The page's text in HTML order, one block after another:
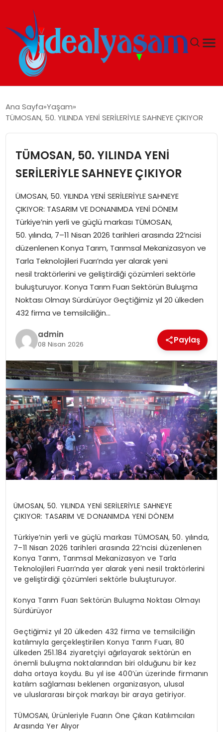
GÜNDEM
EKONOMI
İDEAL YAŞAM
İDEAL SPOR
YAŞAM
MAGAZIN
SAĞLIK
SOSYAL HABER
Ana Sayfa Yaşam
TÜMOSAN, 50. YILINDA YENİ SERİLERİYLE SAHNEYE ÇIKIYOR
TÜMOSAN, 50. YILINDA YENİ
SERİLERİYLE SAHNEYE ÇIKIYOR
ÜMOSAN, 50. YILINDA YENİ SERİLERİYLE SAHNEYE
ÇIKIYOR: TASARIM VE DONANIMDA YENİ DÖNEM
Türkiye’nin yerli ve güçlü markası TÜMOSAN,
50. yılında, 7–11 Nisan 2026 tarihleri arasında 22’ncisi
düzenlenen Konya Tarım, Tarımsal Mekanizasyon ve
Tarla Teknolojileri Fuarı’nda yer alarak yeni
nesil traktörlerini ve geliştirdiği çözümleri sektörle
buluşturuyor. Konya Tarım Fuarı Sektörün Buluşma
Noktası Olmayı Sürdürüyor Geçtiğimiz yıl 20 ülkeden
432 firma ve temsilciliğin…
admin
08 Nisan 2026 Paylaş
ÜMOSAN, 50. YILINDA YENİ SERİLERİYLE SAHNEYE
ÇIKIYOR: TASARIM VE DONANIMDA YENİ DÖNEM
Türkiye’nin yerli ve güçlü markası TÜMOSAN, 50. yılında,
7–11 Nisan 2026 tarihleri arasında 22’ncisi düzenlenen
Konya Tarım, Tarımsal Mekanizasyon ve Tarla
Teknolojileri Fuarı’nda yer alarak yeni nesil traktörlerini
ve geliştirdiği çözümleri sektörle buluşturuyor.
Konya Tarım Fuarı Sektörün Buluşma Noktası Olmayı
Sürdürüyor
Geçtiğimiz yıl 20 ülkeden 432 firma ve temsilciliğin
katılımıyla gerçekleştirilen Konya Tarım Fuarı, 80
ülkeden 251.184 ziyaretçiyi ağırlayarak sektörün en
önemli buluşma noktalarından biri olduğunu bir kez
daha ortaya koydu. Bu yıl ise 400’ün üzerinde firmanın
katılım sağlaması beklenen organizasyon, ulusal
ve uluslararası birçok markayı bir araya getiriyor.
TÜMOSAN, Ürünleriyle Fuarın Öne Çıkan Katılımcıları
Arasında Yer Alıyor